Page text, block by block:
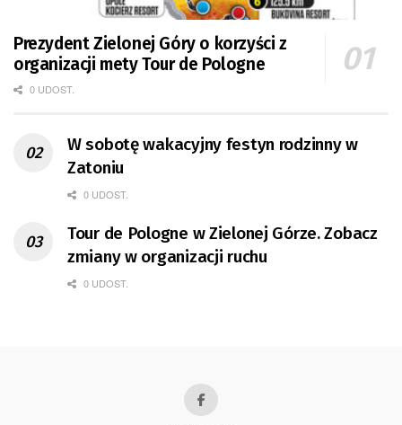
Prezydent Zielonej Góry o korzyści z
organizacji mety Tour de Pologne
0 UDOST.
W sobotę wakacyjny festyn rodzinny w
Zatoniu
0 UDOST.
Tour de Pologne w Zielonej Górze. Zobacz
zmiany w organizacji ruchu
0 UDOST.